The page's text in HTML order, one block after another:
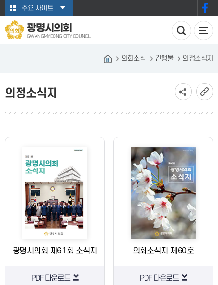
본문바로가기주요 사이트
광명시의회
GWANGMYEONG CITY COUNCIL
의회소식 간행물 의정소식지
의정소식지
광명시의회 제61회 소식지
PDF 다운로드
의회소식지 제60호
PDF 다운로드